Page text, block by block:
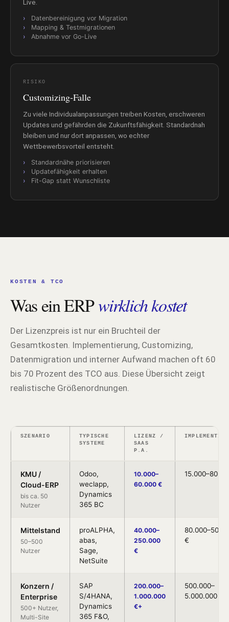
Live.
Datenbereinigung vor Migration
Mapping & Testmigrationen
Abnahme vor Go-Live
RISIKO
Customizing-Falle
Zu viele Individualanpassungen treiben Kosten, erschweren
Updates und gefährden die Zukunftsfähigkeit. Standardnah
bleiben und nur dort anpassen, wo echter
Wettbewerbsvorteil entsteht.
Standardnähe priorisieren
Updatefähigkeit erhalten
Fit-Gap statt Wunschliste
KOSTEN & TCO
Was ein ERPwirklich kostet
Der Lizenzpreis ist nur ein Bruchteil der
Gesamtkosten. Implementierung, Customizing,
Datenmigration und interner Aufwand machen oft 60
bis 70 Prozent des TCO aus. Diese Übersicht zeigt
realistische Größenordnungen.
SZENARIO
TYPISCHE
SYSTEME
LIZENZ /
SAAS
P.A.
KMU /
Cloud-ERP
bis ca. 50
Nutzer
Odoo,
weclapp,
Dynamics
365 BC
10.000–
60.000 €
Mittelstand
50–500
Nutzer
proALPHA,
abas,
Sage,
NetSuite
40.000–
250.000
€
€
Konzern /
Enterprise
500+ Nutzer,
Multi-Site
SAP
S/4HANA,
Dynamics
365 F&O,
200.000–
1.000.000
€+
500.000–
5.000.000 €+